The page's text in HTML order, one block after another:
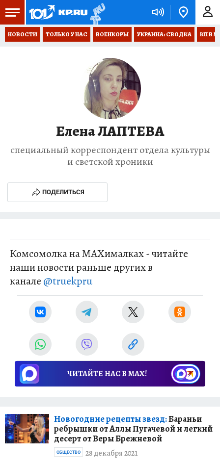
НОВОСТИ ТОЛЬКО У НАС ВОЕНКОРЫ УКРАИНА: СВОДКА КП В
Елена ЛАПТЕВА
специальный корреспондент отдела культуры
и светской хроники
ПОДЕЛИТЬСЯ
Комсомолка на MAXималках - читайте
наши новости раньше других в
канале @truekpru
ЧИТАЙТЕ НАС В МАХ!
Новогодние рецепты звезд:Бараньи
ребрышки от Аллы Пугачевой и легкий
десерт от Веры Брежневой
28 декабря 2021
ОБЩЕСТВО